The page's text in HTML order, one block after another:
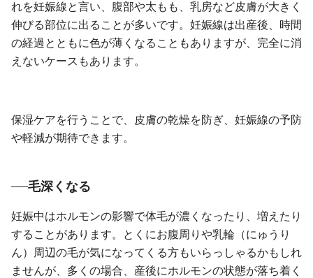
れを妊娠線と言い、腹部や太もも、乳房など皮膚が大きく
伸びる部位に出ることが多いです。妊娠線は出産後、時間
の経過とともに色が薄くなることもありますが、完全に消
えないケースもあります。
保湿ケアを行うことで、皮膚の乾燥を防ぎ、妊娠線の予防
や軽減が期待できます。
毛深くなる
妊娠中はホルモンの影響で体毛が濃くなったり、増えたり
することがあります。とくにお腹周りや乳輪（にゅうり
ん）周辺の毛が気になってくる方もいらっしゃるかもしれ
ませんが、多くの場合、産後にホルモンの状態が落ち着く